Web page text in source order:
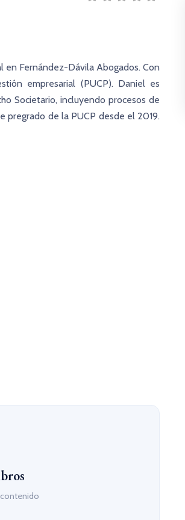
en Fernández-Dávila Abogados. Con
empresarial (PUCP). Daniel es
Societario, incluyendo procesos de
pregrado de la PUCP desde el 2019.